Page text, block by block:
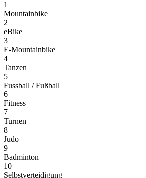
1
Mountainbike
2
eBike
3
E-Mountainbike
4
Tanzen
5
Fussball / Fußball
6
Fitness
7
Turnen
8
Judo
9
Badminton
10
Selbstverteidigung